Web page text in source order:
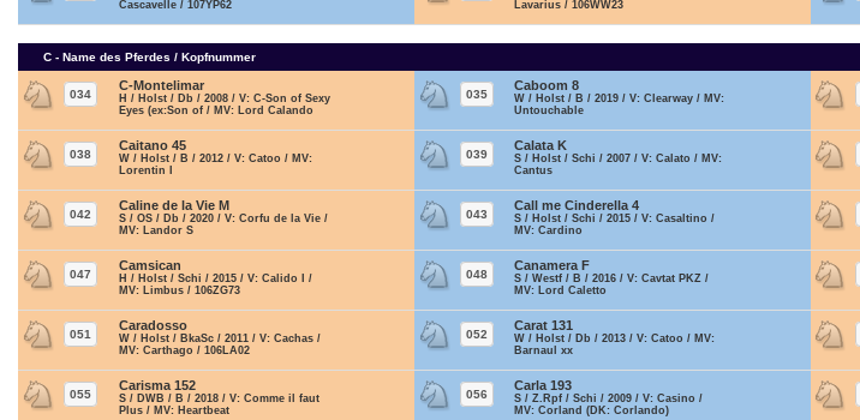
Cascavelle / 107YP62
Lavarius / 106WW23
C - Name des Pferdes / Kopfnummer
034
C-Montelimar
H / Holst / Db / 2008 / V: C-Son of Sexy
Eyes (ex:Son of / MV: Lord Calando
035
Caboom 8
W / Holst / B / 2019 / V: Clearway / MV:
Untouchable
038
Caitano 45
W / Holst / B / 2012 / V: Catoo / MV:
Lorentin I
039
Calata K
S / Holst / Schi / 2007 / V: Calato / MV:
Cantus
042
Caline de la Vie M
S / OS / Db / 2020 / V: Corfu de la Vie /
MV: Landor S
043
Call me Cinderella 4
S / Holst / Schi / 2015 / V: Casaltino /
MV: Cardino
047
Camsican
H / Holst / Schi / 2015 / V: Calido I /
MV: Limbus / 106ZG73
048
Canamera F
S / Westf / B / 2016 / V: Cavtat PKZ /
MV: Lord Caletto
051
Caradosso
W / Holst / BkaSc / 2011 / V: Cachas /
MV: Carthago / 106LA02
052
Carat 131
W / Holst / Db / 2013 / V: Catoo / MV:
Barnaul xx
055
Carisma 152
S / DWB / B / 2018 / V: Comme il faut
Plus / MV: Heartbeat
056
Carla 193
S / Z.Rpf / Schi / 2009 / V: Casino /
MV: Corland (DK: Corlando)